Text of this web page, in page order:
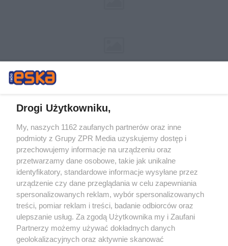
Żaden utwór zamieszczony w serwisie nie może być powielany i
rozpowszechniany lub dalej rozpowszechniany w jakikolwiek sposób (w
tym także elektroniczny lub mechaniczny) na jakimkolwiek polu
eksploatacji w jakiejkolwiek formie, włącznie z umieszczaniem w
Internecie bez pisemnej zgody właściciela praw. Jakiekolwiek użycie lub
wykorzystanie utworów w całości lub w części z naruszeniem prawa,
tzn. bez właściwej zgody, jest zabronione pod groźbą kary i może być
ścigane prawnie.
Drogi Użytkowniku,
My, naszych 1162 zaufanych partnerów oraz inne
podmioty z Grupy ZPR Media uzyskujemy dostęp i
przechowujemy informacje na urządzeniu oraz
przetwarzamy dane osobowe, takie jak unikalne
identyfikatory, standardowe informacje wysyłane przez
urządzenie czy dane przeglądania w celu zapewniania
spersonalizowanych reklam, wybór spersonalizowanych
treści, pomiar reklam i treści, badanie odbiorców oraz
ulepszanie usług. Za zgodą Użytkownika my i Zaufani
Partnerzy możemy używać dokładnych danych
geolokalizacyjnych oraz aktywnie skanować